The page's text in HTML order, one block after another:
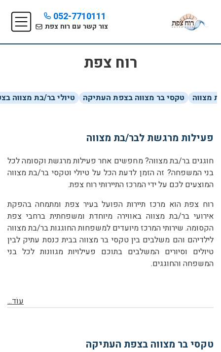
052-7710111
צור קשר עם רוח צפת
רוח צפת
מצווה טקסי בר מצווה בצפת העתיקה טיולי בר/בת מצווה
פעילות מרגשת לבר/בת מצווה
חוגגים בר/בת מצווה? מחפשים אחר פעילות מרגשת וקסומה לכל
בני המשפחה? זה הזמן לדעת הכל על טיולי וטקסי בר/בת מצווה
המוצעים לכם על ידי המרכז התיירותי רוח צפת.
רוח צפת הוא מרכז תיירות הפועל בעיר צפת ומתמחה בהפקת
אירועי בר/בת מצווה באווירה מיוחדת ומשפחתית ברחבי צפת
הקסומה. שירותי המרכז מיועדים למשפחות החוגגות בר/בת מצווה
לילדיהם והם משלבים בין טקסי בר מצווה בבית כנסת עתיק לבין
טיולים וסיורים המשלבים בתוכם פעילויות מגוונות לכל בני
המשפחה והחוגגים.
עוֹד...
טקסי בר מצווה בצפת העתיקה